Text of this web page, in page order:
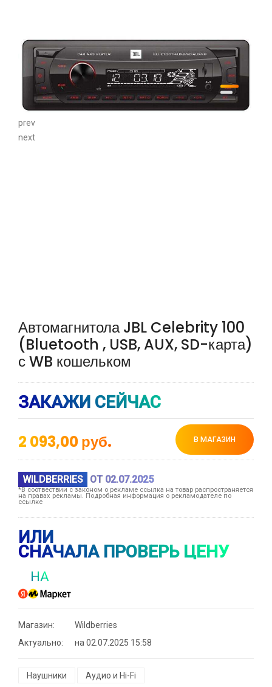
prev
next
Автомагнитола JBL Celebrity 100
(Bluetooth , USB, AUX, SD-карта)
с WB кошельком
ЗАКАЖИ СЕЙЧАС
2 093,00руб. В МАГАЗИН
WILDBERRIES ОТ 02.07.2025
*В соотвествии с законом о рекламе ссылка на товар распространяется
на правах рекламы. Подробная информация о рекламодателе по
ссылке
ИЛИ
СНАЧАЛА ПРОВЕРЬ ЦЕНУ
НА
Магазин:
Wildberries
Актуально:
на 02.07.2025 15:58
Наушники Аудио и Hi-Fi